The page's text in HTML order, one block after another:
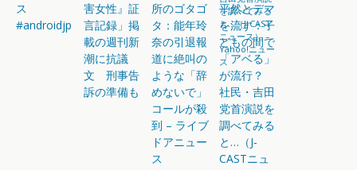
ス
#androidjp
害女性』証
言記録」掲
載の週刊新
潮に抗議
文 刑事告
訴の準備も
所のゴタゴ
タ：能年玲
奈の引退報
道に絶叫の
ような「辞
めないで」
コールが殺
到 – ライブ
ドアニュー
ス
平然とデマ
を流す：子
どもの間で
「アベる」
が流行？
社民・吉田
党首演説を
調べてみる
と…（J-
CASTニュ